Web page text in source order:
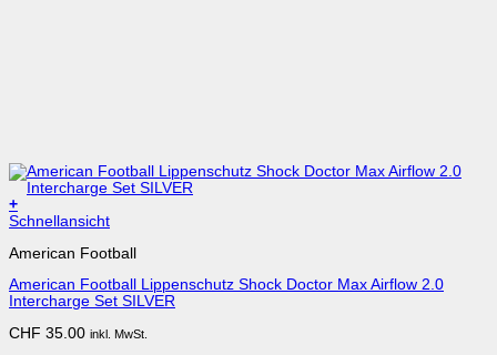
+
Schnellansicht
American Football
American Football Lippenschutz Shock Doctor Max Airflow 2.0
Intercharge Set SILVER
CHF 35.00 inkl. MwSt.